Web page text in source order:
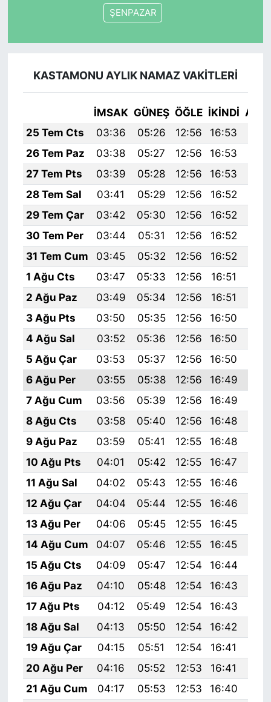
ŞENPAZAR
KASTAMONU AYLIK NAMAZ VAKITLERI
İMSAK GÜNEŞ ÖĞLE İKINDI
25 Tem Cts
03:36 05:26 12:56 16:53
26 Tem Paz
03:38 05:27 12:56 16:53
27 Tem Pts
03:39 05:28 12:56 16:53
28 Tem Sal
03:41 05:29 12:56 16:52
29 Tem Çar
03:42 05:30 12:56 16:52
30 Tem Per
03:44 05:31 12:56 16:52
31 Tem Cum
03:45 05:32 12:56 16:52
1 Ağu Cts
03:47 05:33 12:56 16:51
2 Ağu Paz
03:49 05:34 12:56 16:51
3 Ağu Pts
03:50 05:35 12:56 16:50
4 Ağu Sal
03:52 05:36 12:56 16:50
5 Ağu Çar
03:53 05:37 12:56 16:50
6 Ağu Per
03:55 05:38 12:56 16:49
7 Ağu Cum
03:56 05:39 12:56 16:49
8 Ağu Cts
03:58 05:40 12:56 16:48
9 Ağu Paz
03:59 05:41 12:55 16:48
10 Ağu Pts
04:01 05:42 12:55 16:47
11 Ağu Sal
04:02 05:43 12:55 16:46
12 Ağu Çar
04:04 05:44 12:55 16:46
13 Ağu Per
04:06 05:45 12:55 16:45
14 Ağu Cum
04:07 05:46 12:55 16:45
15 Ağu Cts
04:09 05:47 12:54 16:44
16 Ağu Paz
04:10 05:48 12:54 16:43
17 Ağu Pts
04:12 05:49 12:54 16:43
18 Ağu Sal
04:13 05:50 12:54 16:42
19 Ağu Çar
04:15 05:51 12:54 16:41
20 Ağu Per
04:16 05:52 12:53 16:41
21 Ağu Cum
04:17 05:53 12:53 16:40